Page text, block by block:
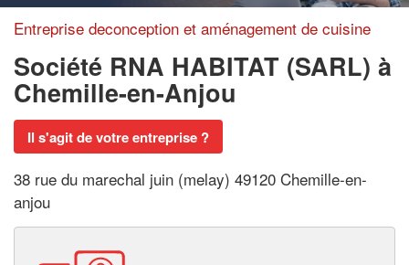
Entreprise deconception et aménagement de cuisine
Société RNA HABITAT (SARL) à
Chemille-en-Anjou
Il s'agit de votre entreprise ?
38 rue du marechal juin (melay) 49120 Chemille-en-
anjou